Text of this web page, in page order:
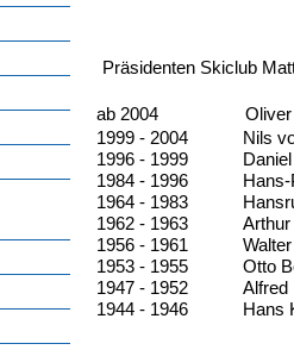
Präsidenten Skiclub
ab 2004
1999 - 2004
Nils
1996 - 1999
1984 - 1996
1964 - 1983
1962 - 1963
1956 - 1961
1953 - 1955
Otto
1947 - 1952
Alfred
1944 - 1946
Hans